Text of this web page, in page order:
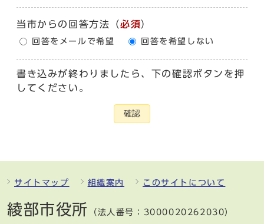
当市からの回答方法 （必須）
回答をメールで希望 回答を希望しない
書き込みが終わりましたら、下の確認ボタンを押
してください。
確認
サイトマップ 組織案内 このサイトについて
綾部市役所 （法人番号：3000020262030）